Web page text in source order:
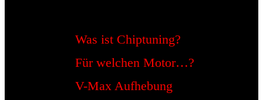
Was ist Chiptuning?
Für welchen Motor…?
V-Max Aufhebung